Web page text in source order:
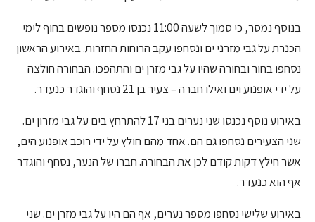
בנוסף נמסר, כי סמוך לשעה 11:00 נכנסו מספר נופשים בחוף לימי
הכנרת על גבי מזרני ים ונסחפו עקב הרוחות החזרות. באירוע הראשון
נסחפו בחור ובחורה שהיו על גבי מזרן ים והתהפכו. הבחורה חולצה
על ידי אופנוע וים ואילו חברה – צעיר בן 21 נסחף והוגדר כנעדר.
באירוע נוסף נכנסו שני נערים בני 17 להתרחץ בים על גבי מזרון ים.
שני הצעירים נסחפו גם הם. אחד מהם חולץ על ידי רוכב אופנוע הים,
אשר חילץ דקות קודם לכן את הבחורה. חברו של הנער, נסחף והוגדר
אף הוא כנעדר.
באירוע שלישי נסחפו מספר נערים, אף הם היו על גבי מזרן ים. שני